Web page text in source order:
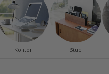
Kontor Stue